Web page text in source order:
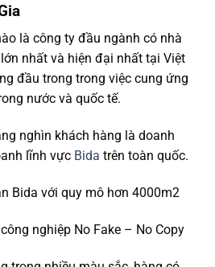
là công ty đầu ngành có nhà
nhất và hiện đại nhất tại Việt
đầu trong trong việc cung ứng
nước và quốc tế.
nghìn khách hàng là doanh
lĩnh vực Bida trên toàn quốc.
Bida với quy mô hơn 4000m2
nghiệp No Fake – No Copy